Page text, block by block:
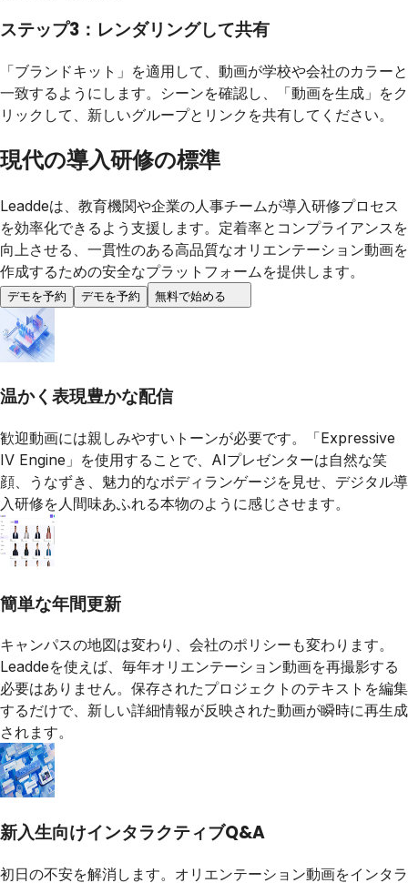
ステップ3：レンダリングして共有
「ブランドキット」を適用して、動画が学校や会社のカラーと
一致するようにします。シーンを確認し、「動画を生成」をク
リックして、新しいグループとリンクを共有してください。
現代の導入研修の標準
Leaddeは、教育機関や企業の人事チームが導入研修プロセス
を効率化できるよう支援します。定着率とコンプライアンスを
向上させる、一貫性のある高品質なオリエンテーション動画を
作成するための安全なプラットフォームを提供します。
デモを予約 デモを予約 無料で始める
温かく表現豊かな配信
歓迎動画には親しみやすいトーンが必要です。「Expressive
IV Engine」を使用することで、AIプレゼンターは自然な笑
顔、うなずき、魅力的なボディランゲージを見せ、デジタル導
入研修を人間味あふれる本物のように感じさせます。
簡単な年間更新
キャンパスの地図は変わり、会社のポリシーも変わります。
Leaddeを使えば、毎年オリエンテーション動画を再撮影する
必要はありません。保存されたプロジェクトのテキストを編集
するだけで、新しい詳細情報が反映された動画が瞬時に再生成
されます。
新入生向けインタラクティブQ&A
初日の不安を解消します。オリエンテーション動画をインタラ